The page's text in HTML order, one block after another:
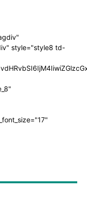
style="style8 td-